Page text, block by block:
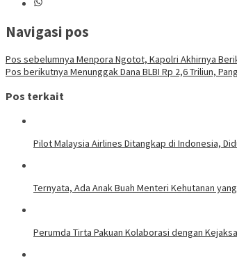
Navigasi pos
Pos sebelumnya Menpora Ngotot, Kapolri Akhirnya
Pos berikutnya Menunggak Dana BLBI Rp 2,6 Triliun,
Pos terkait
Pilot Malaysia Airlines Ditangkap di Indonesia,
Ternyata, Ada Anak Buah Menteri Kehutanan
Perumda Tirta Pakuan Kolaborasi dengan